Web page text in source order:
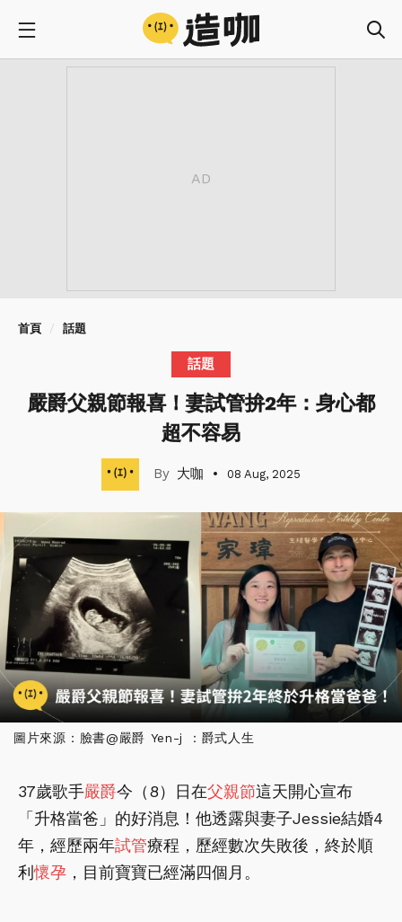
首頁 話題
話題
嚴爵父親節報喜！妻試管拚2年：身心都
超不容易
大咖 08 Aug, 2025
圖片來源：臉書@嚴爵 Yen-j ：爵式人生
37歲歌手嚴爵今（8）日在父親節這天開心宣布
「升格當爸」的好消息！他透露與妻子Jessie結婚4
年，經歷兩年試管療程，歷經數次失敗後，終於順
利懷孕 ，目前寶寶已經滿四個月。